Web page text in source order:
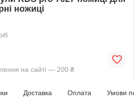
ножиці
на сайті — 200 ₴
Доставка Оплата Умови